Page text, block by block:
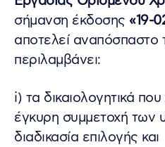
σήμανση έκδοσης «19-
αποτελεί αναπόσπαστο
περιλαμβάνει:
i) τα δικαιολογητικά
έγκυρη συμμετοχή των
διαδικασία επιλογής και